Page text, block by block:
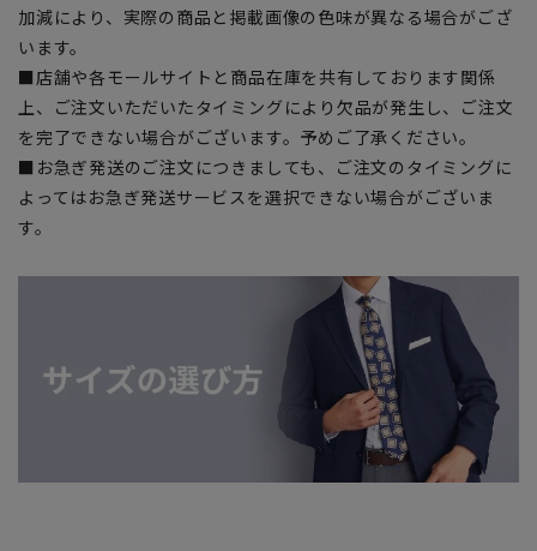
加減により、実際の商品と掲載画像の色味が異なる場合がござ
います。
■店舗や各モールサイトと商品在庫を共有しております関係
上、ご注文いただいたタイミングにより欠品が発生し、ご注文
を完了できない場合がございます。予めご了承ください。
■お急ぎ発送のご注文につきましても、ご注文のタイミングに
よってはお急ぎ発送サービスを選択できない場合がございま
す。